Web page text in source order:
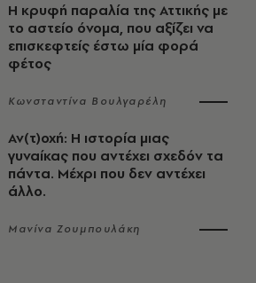
Η κρυφή παραλία της Αττικής με
το αστείο όνομα, που αξίζει να
επισκεφτείς έστω μία φορά
φέτος
Κωνσταντίνα Βουλγαρέλη
Αν(τ)οχή: Η ιστορία μιας
γυναίκας που αντέχει σχεδόν τα
πάντα. Μέχρι που δεν αντέχει
άλλο.
Μανίνα Ζουμπουλάκη